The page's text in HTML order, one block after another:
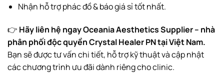
Nhận hỗ trợ phác đồ & báo giá sỉ tốt nhất.
👉 Hãy liên hệ ngay Oceania Aesthetics Supplier – nhà
phân phối độc quyền Crystal Healer PN tại Việt Nam.
Bạn sẽ được tư vấn chi tiết, hỗ trợ kỹ thuật và cập nhật
các chương trình ưu đãi dành riêng cho clinic.